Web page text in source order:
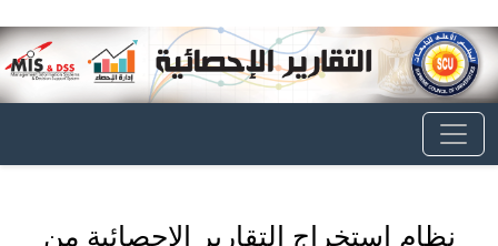
نظام إستخراج التقارير الإحصائية من